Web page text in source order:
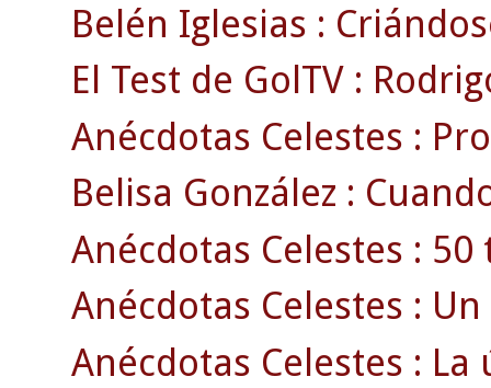
Belén Iglesias :
El Test de GolTV :
Anécdotas Celestes :
Belisa González :
Anécdotas Celestes :
Anécdotas Celestes :
Anécdotas Celestes :